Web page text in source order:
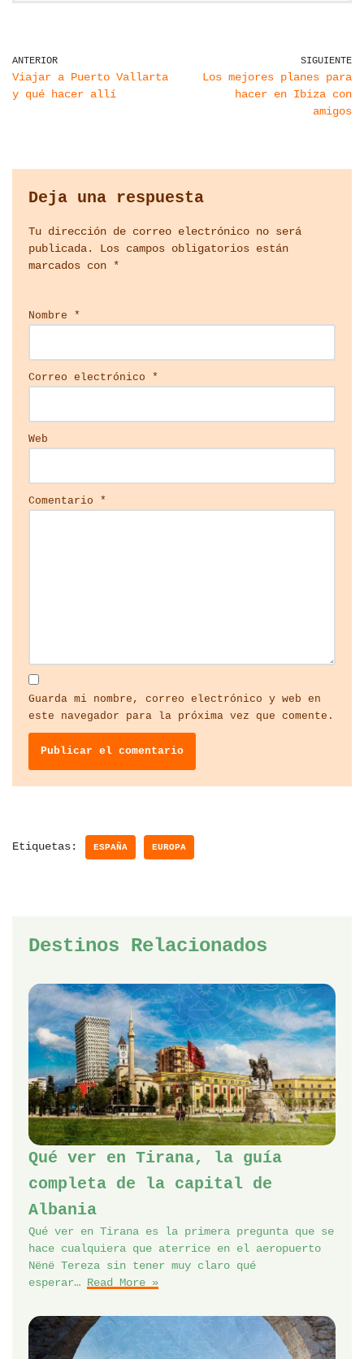
ANTERIOR
Viajar a Puerto Vallarta
y qué hacer allí
SIGUIENTE
Los mejores planes para
hacer en Ibiza con
amigos
Deja una respuesta
Tu dirección de correo electrónico no será
publicada.
Los campos obligatorios están
marcados con *
Nombre *
Correo electrónico *
Web
Comentario *
Guarda mi nombre, correo electrónico y web en
este navegador para la próxima vez que comente.
Etiquetas: ESPAÑA EUROPA
Destinos Relacionados
Qué ver en Tirana, la guía
completa de la capital de
Albania
Qué ver en Tirana es la primera pregunta que se
hace cualquiera que aterrice en el aeropuerto
Nënë Tereza sin tener muy claro qué
esperar… Read More »